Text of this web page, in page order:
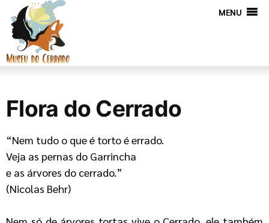
MENU
Flora do Cerrado
“Nem tudo o que é torto é errado.
Veja as pernas do Garrincha
e as árvores do cerrado.”
(Nicolas Behr)